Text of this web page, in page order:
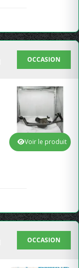
OCCASION
Voir le produit
OCCASION